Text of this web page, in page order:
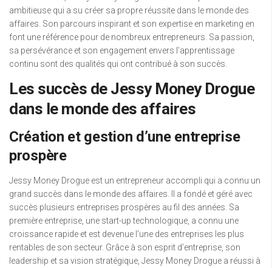
ambitieuse qui a su créer sa propre réussite dans le monde des
affaires. Son parcours inspirant et son expertise en marketing en
font une référence pour de nombreux entrepreneurs. Sa passion,
sa persévérance et son engagement envers l’apprentissage
continu sont des qualités qui ont contribué à son succès.
Les succès de Jessy Money Drogue
dans le monde des affaires
Création et gestion d’une entreprise
prospère
Jessy Money Drogue est un entrepreneur accompli qui a connu un
grand succès dans le monde des affaires. Il a fondé et géré avec
succès plusieurs entreprises prospères au fil des années. Sa
première entreprise, une start-up technologique, a connu une
croissance rapide et est devenue l’une des entreprises les plus
rentables de son secteur. Grâce à son esprit d’entreprise, son
leadership et sa vision stratégique, Jessy Money Drogue a réussi à